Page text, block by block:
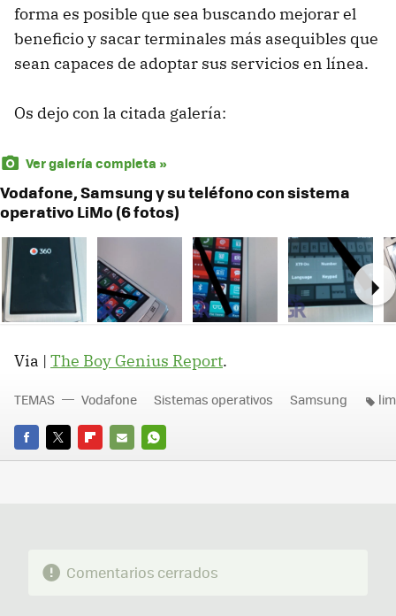
forma es posible que sea buscando mejorar el
beneficio y sacar terminales más asequibles que
sean capaces de adoptar sus servicios en línea.
Os dejo con la citada galería:
Ver galería completa »
Vodafone, Samsung y su teléfono con sistema
operativo LiMo (6 fotos)
Via | The Boy Genius Report.
FACEBOOK
TWITTERFLIPBOARD
E-
WHATSAPP
TEMAS Vodafone Sistemas operativos Samsung
Comentarios cerrados